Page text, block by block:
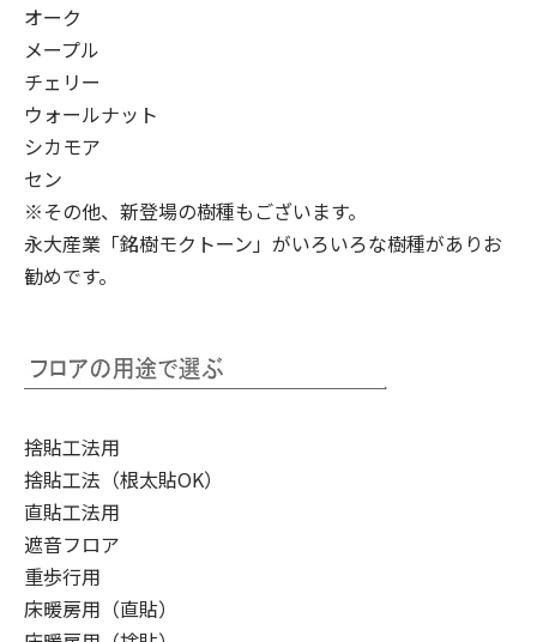
オーク
メープル
チェリー
ウォールナット
シカモア
セン
※その他、新登場の樹種もございます。
永大産業「銘樹モクトーン」 がいろいろな樹種がありお
勧めです。
捨貼工法用
捨貼工法（根太貼OK）
直貼工法用
遮音フロア
重歩行用
床暖房用（直貼）